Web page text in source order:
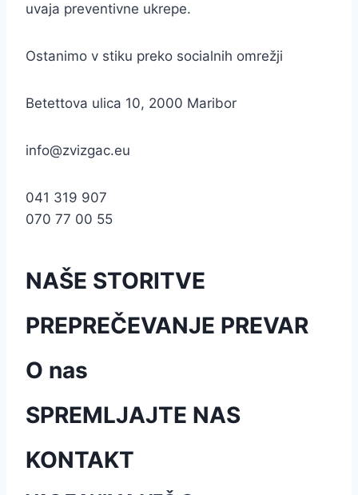
uvaja preventivne ukrepe.
Ostanimo v stiku preko socialnih omrežji
Betettova ulica 10, 2000 Maribor
info@zvizgac.eu
041 319 907
070 77 00 55
NAŠE STORITVE
PREPREČEVANJE PREVAR
O nas
SPREMLJAJTE NAS
KONTAKT